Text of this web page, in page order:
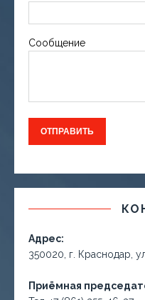
Сообщение
Адрес:
350020, г. Краснодар,
Приёмная